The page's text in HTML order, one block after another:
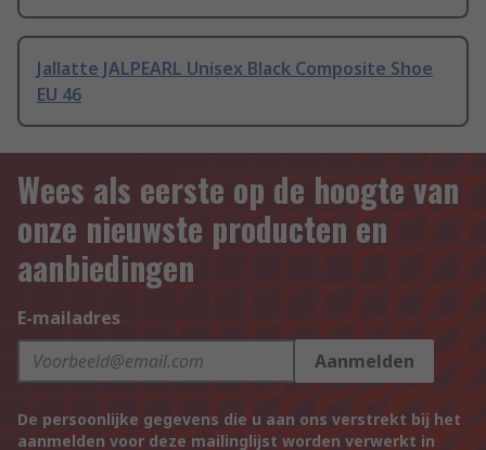
Jallatte JALPEARL Unisex Black Composite Shoe
EU 46
Wees als eerste op de hoogte van
onze nieuwste producten en
aanbiedingen
E-mailadres
Aanmelden
De persoonlijke gegevens die u aan ons verstrekt bij het
aanmelden voor deze mailinglijst worden verwerkt in